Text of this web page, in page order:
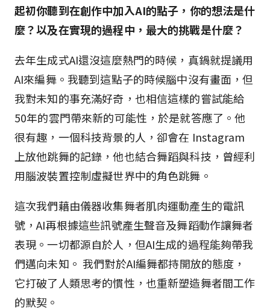
起初你聽到在創作中加入AI的點子，你的想法是什
麼？以及在實現的過程中，最大的挑戰是什麼？
去年生成式AI還沒這麼熱門的時候，真鍋就提議用
AI來編舞。我聽到這點子的時候腦中沒有畫面，但
我對未知的事充滿好奇，也相信這樣的嘗試能給
50年的雲門帶來新的可能性，於是就答應了。他
很有趣，一個科技背景的人，卻會在 Instagram
上放他跳舞的記錄，他也結合舞蹈與科技，曾經利
用腦波裝置控制虛擬世界中的角色跳舞。
這次我們藉由儀器收集舞者肌肉運動產生的電訊
號，AI再根據這些訊號產生聲音及舞蹈動作讓舞者
表現。一切都源自於人，但AI生成的過程能夠帶我
們邁向未知。 我們對於AI編舞都持開放的態度，
它打破了人類思考的慣性，也重新塑造舞者間工作
的默契。